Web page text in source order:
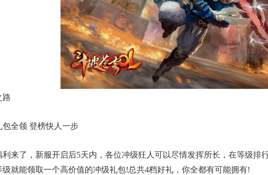
全领 登榜快人一步
了，新服开启后5天内，各位冲级狂人可以尽情发挥所长，在等级排
就能领取一个高价值的冲级礼包!总共4档好礼，你全都有可能拥有!